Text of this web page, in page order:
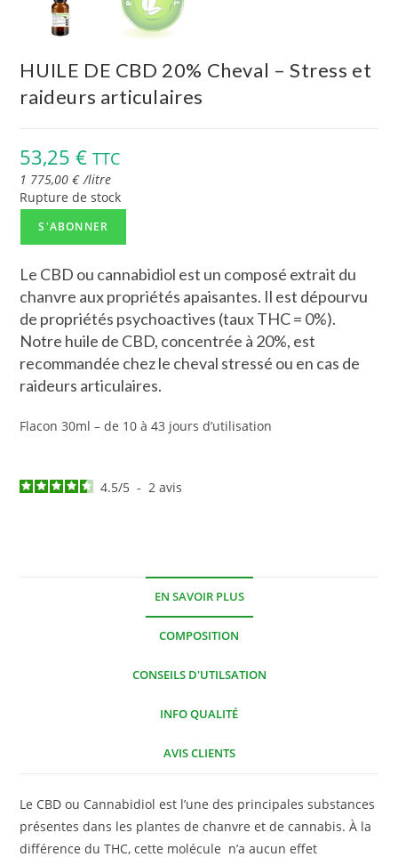
HUILE DE CBD 20% Cheval – Stress et
raideurs articulaires
53,25€ TTC
1 775,00€ /litre
Rupture de stock
S'ABONNER
Le CBD ou cannabidiol est un composé extrait du
chanvre aux propriétés apaisantes. Il est dépourvu
de propriétés psychoactives (taux THC = 0%).
Notre huile de CBD, concentrée à 20%, est
recommandée chez le cheval stressé ou en cas de
raideurs articulaires.
Flacon 30ml – de 10 à 43 jours d’utilisation
4.5/5 - 2avis
EN SAVOIR PLUS
COMPOSITION
CONSEILS D'UTILSATION
INFO QUALITÉ
AVIS CLIENTS
Le CBD ou Cannabidiol est l’une des principales substances
présentes dans les plantes de chanvre et de cannabis. À la
différence du THC, cette molécule n’a aucun effet